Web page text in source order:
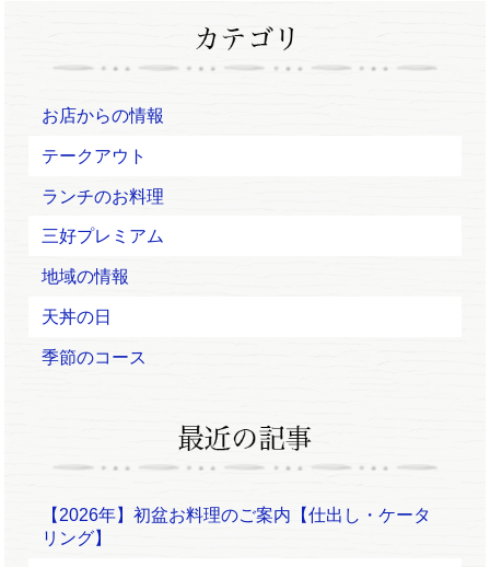
お店からの情報
テークアウト
ランチのお料理
三好プレミアム
地域の情報
天丼の日
季節のコース
【2026年】初盆お料理のご案内【仕出し・ケータ
リング】